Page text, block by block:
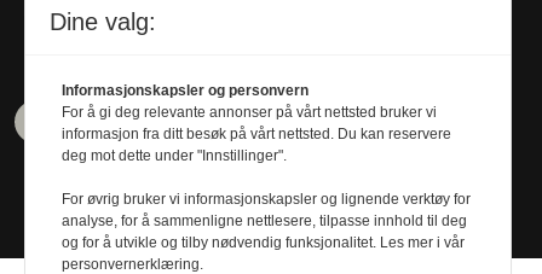
Dine valg:
Informasjonskapsler og personvern
For å gi deg relevante annonser på vårt nettsted bruker vi
informasjon fra ditt besøk på vårt nettsted. Du kan reservere
deg mot dette under "Innstillinger".
For øvrig bruker vi informasjonskapsler og lignende verktøy for
analyse, for å sammenligne nettlesere, tilpasse innhold til deg
og for å utvikle og tilby nødvendig funksjonalitet. Les mer i vår
personvernerklæring.